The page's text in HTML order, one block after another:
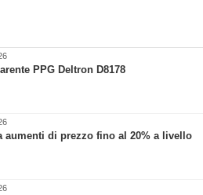
PPG Deltron D8178
aumenti di prezzo fino al 20% a livello